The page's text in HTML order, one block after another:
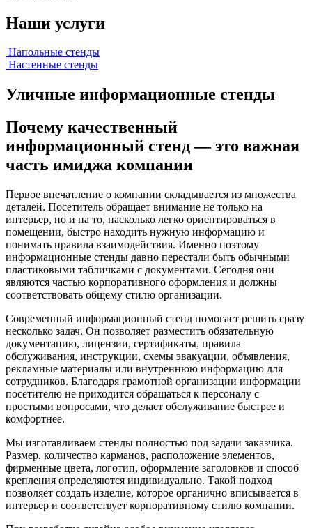
Наши услуги
Напольные стенды
Настенные стенды
Уличные информационные стенды
Почему качественный
информационный стенд — это важная
часть имиджа компании
Первое впечатление о компании складывается из множества
деталей. Посетитель обращает внимание не только на
интерьер, но и на то, насколько легко ориентироваться в
помещении, быстро находить нужную информацию и
понимать правила взаимодействия. Именно поэтому
информационные стенды давно перестали быть обычными
пластиковыми табличками с документами. Сегодня они
являются частью корпоративного оформления и должны
соответствовать общему стилю организации.
Современный информационный стенд помогает решить сразу
несколько задач. Он позволяет разместить обязательную
документацию, лицензии, сертификаты, правила
обслуживания, инструкции, схемы эвакуации, объявления,
рекламные материалы или внутреннюю информацию для
сотрудников. Благодаря грамотной организации информации
посетителю не приходится обращаться к персоналу с
простыми вопросами, что делает обслуживание быстрее и
комфортнее.
Мы изготавливаем стенды полностью под задачи заказчика.
Размер, количество карманов, расположение элементов,
фирменные цвета, логотип, оформление заголовков и способ
крепления определяются индивидуально. Такой подход
позволяет создать изделие, которое органично вписывается в
интерьер и соответствует корпоративному стилю компании.